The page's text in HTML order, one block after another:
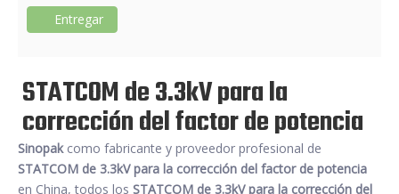
Entregar
STATCOM de 3.3kV para la
corrección del factor de potencia
Sinopakcomo fabricante y proveedor profesional de
STATCOM de 3.3kV para la corrección del factor de potencia
en China, todos los STATCOM de 3.3kV para la corrección del